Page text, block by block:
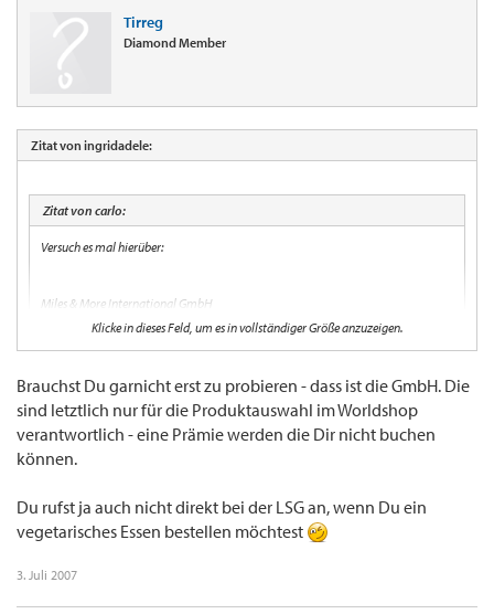
Tirreg
Diamond Member
Zitat von ingridadele:
Zitat von carlo:
Versuch es mal hierüber:
Miles & More International GmbH
63263 Neu-Isenburg
Tel.: 06102/ 24 93 320
Carlo
Klicke in dieses Feld, um es in vollständiger Größe anzuzeigen.
Klicke in dieses Feld, um es in vollständiger Größe anzuzeigen.
Brauchst Du garnicht erst zu probieren - dass ist die GmbH. Die
sind letztlich nur für die Produktauswahl im Worldshop
verantwortlich - eine Prämie werden die Dir nicht buchen
können.
Du rufst ja auch nicht direkt bei der LSG an, wenn Du ein
vegetarisches Essen bestellen möchtest
3. Juli 2007